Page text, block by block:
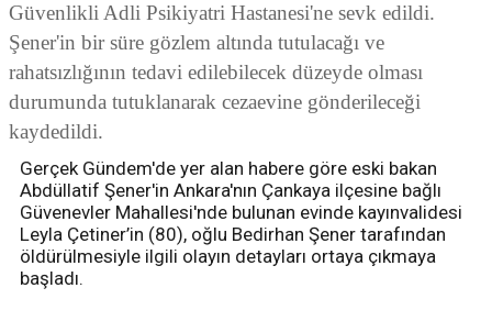
Güvenlikli Adli Psikiyatri Hastanesi'ne sevk edildi.
Şener'in bir süre gözlem altında tutulacağı ve
rahatsızlığının tedavi edilebilecek düzeyde olması
durumunda tutuklanarak cezaevine gönderileceği
kaydedildi.
Gerçek Gündem'de yer alan habere göre eski bakan
Abdüllatif Şener'in Ankara'nın Çankaya ilçesine bağlı
Güvenevler Mahallesi'nde bulunan evinde kayınvalidesi
Leyla Çetiner’in (80), oğlu Bedirhan Şener tarafından
öldürülmesiyle ilgili olayın detayları ortaya çıkmaya
başladı.